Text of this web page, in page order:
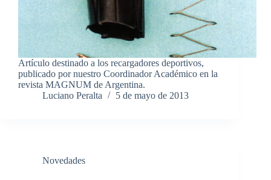
Artículo destinado a los recargadores deportivos,
publicado por nuestro Coordinador Académico en la
revista MAGNUM de Argentina.
Luciano Peralta
5 de mayo de 2013
Novedades